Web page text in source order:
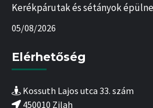
Kerékpárutak és sétányok
05/08/2026
Elérhetőség
Kossuth Lajos utca 33. szám
450010 Zilah